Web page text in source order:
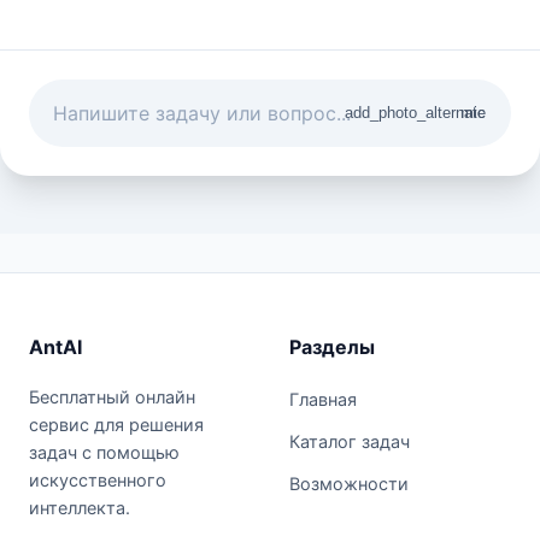
add_photo_alternate
mic
AntAI
Бесплатный онлайн
сервис для решения
задач с помощью
искусственного
интеллекта.
Разделы
Главная
Каталог задач
Возможности